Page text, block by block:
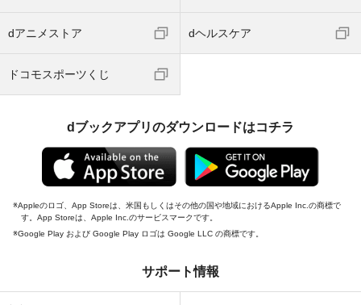
dアニメストア dヘルスケア
ドコモスポーツくじ
dブックアプリのダウンロードはコチラ
Appleのロゴ、App Storeは、米国もしくはその他の国や地域におけるApple Inc.の商標で
す。App Storeは、Apple Inc.のサービスマークです。
Google Play および Google Play ロゴは Google LLC の商標です。
サポート情報